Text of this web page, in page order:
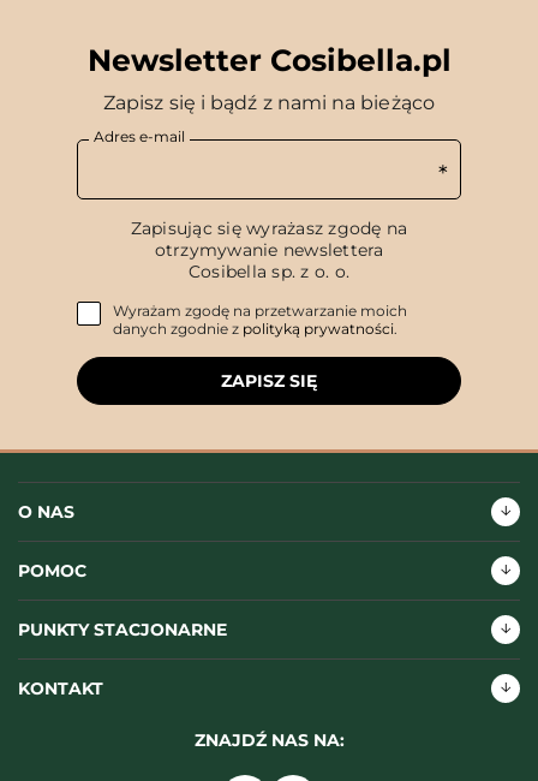
Newsletter Cosibella.pl
Zapisz się i bądź z nami na bieżąco
Adres e-mail
Zapisując się wyrażasz zgodę na
otrzymywanie newslettera
Cosibella sp. z o. o.
Wyrażam zgodę na przetwarzanie moich
danych zgodnie z polityką prywatności.
ZAPISZ SIĘ
O NAS
POMOC
PUNKTY STACJONARNE
KONTAKT
ZNAJDŹ NAS NA: